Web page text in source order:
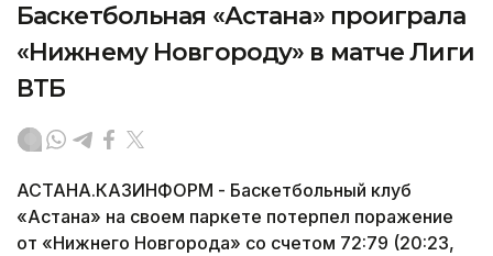
Баскетбольная «Астана» проиграла
«Нижнему Новгороду» в матче Лиги
ВТБ
АСТАНА.КАЗИНФОРМ - Баскетбольный клуб
«Астана» на своем паркете потерпел поражение
от «Нижнего Новгорода» со счетом 72:79 (20:23,